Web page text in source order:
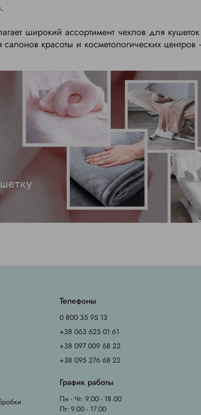
широкий ассортимент чехлов для
красоты и косметологических
Телефоны
0 800 35 95 13
+38 063 625 01 61
+38 097 009 68 22
+38 095 276 68 22
График работы
Пн - Чт: 9.00 - 18.00
Пт: 9.00 - 17.00